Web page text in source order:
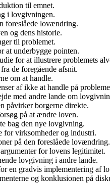
til emnet.
i lovgivningen.
foreslåede lovændring.
og dens historie.
til problemet.
at underbygge pointen.
for at illustrere problemets
de foregående afsnit.
om at handle.
af ikke at handle på
med andre lande om
påvirker borgerne direkte.
på at ændre loven.
bag den nye lovgivning.
for virksomheder og industri.
på den foreslåede lovændring.
for lovens legitimitet.
lovgivning i andre lande.
en gradvis implementering af
og konklusionen på